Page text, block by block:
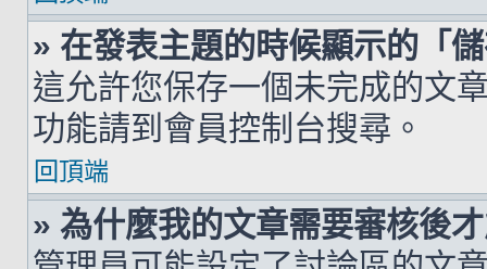
» 在發表主題的時候顯示的「
這允許您保存一個未完成的文
功能請到會員控制台搜尋。
回頂端
» 為什麼我的文章需要審核後